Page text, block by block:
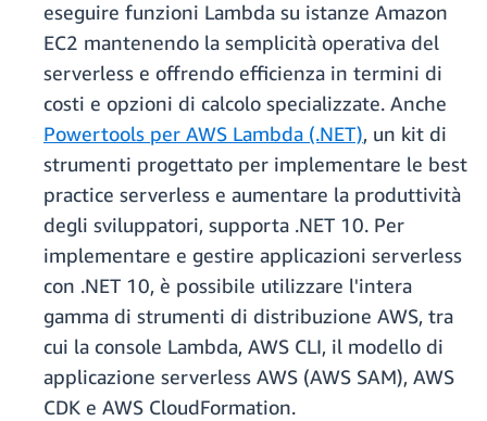
eseguire funzioni Lambda su istanze Amazon
EC2 mantenendo la semplicità operativa del
serverless e offrendo efficienza in termini di
costi e opzioni di calcolo specializzate. Anche
Powertools per AWS Lambda (.NET), un kit di
strumenti progettato per implementare le best
practice serverless e aumentare la produttività
degli sviluppatori, supporta .NET 10. Per
implementare e gestire applicazioni serverless
con .NET 10, è possibile utilizzare l'intera
gamma di strumenti di distribuzione AWS, tra
cui la console Lambda, AWS CLI, il modello di
applicazione serverless AWS (AWS SAM), AWS
CDK e AWS CloudFormation.